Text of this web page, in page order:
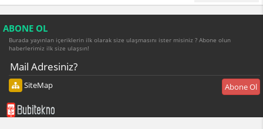
ABONE OL
Burada yayınlan içeriklerin ilk olarak size ulaşmasını ister misiniz ? Abone olun
haberlerimiz ilk size ulaşsın!
SiteMap Abone Ol